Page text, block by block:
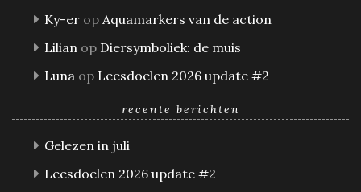
Ky-er op Aquamarkers van de action
Lilian op Diersymboliek: de muis
Luna op Leesdoelen 2026 update #2
recente berichten
Gelezen in juli
Leesdoelen 2026 update #2